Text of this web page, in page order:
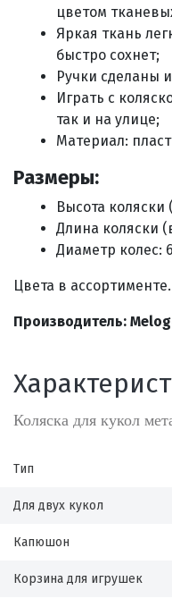
цветом
Яркая ткань
быстро сохнет;
Ручки сделаны
Играть с
так и на улице;
Материал:
Размеры:
Высота
Длина коляски
Диаметр колес:
Цвета в ассортименте.
Производитель:
Коляска для кукол
Тип
Для двух кукол
Капюшон
Корзина для игрушек